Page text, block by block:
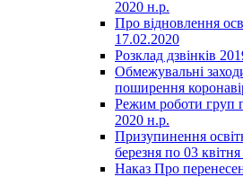
2020 н.р.
Про відновлення
17.02.2020
Розклад дзвінків
Обмежувальні
поширення
Режим роботи груп
2020 н.р.
Призупинення
березня по 03
Наказ Про